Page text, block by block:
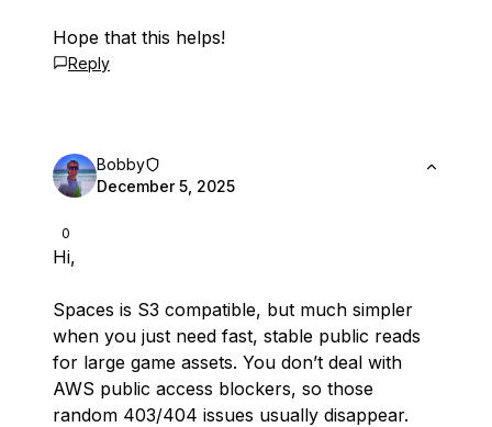
Hope that this helps!
Reply
0
Bobby
December 5, 2025
Hi,
Spaces is S3 compatible, but much simpler
when you just need fast, stable public reads
for large game assets. You don’t deal with
AWS public access blockers, so those
random 403/404 issues usually disappear.